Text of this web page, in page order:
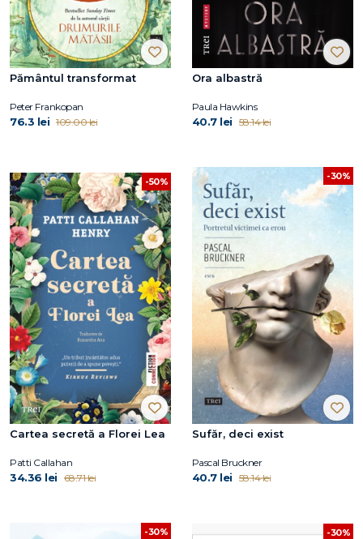
Pământul transformat
Peter Frankopan
76.3 lei 109.00 lei
Ora albastră
Paula Hawkins
40.7 lei 58.14 lei
-50%
Cartea secretă a Florei Lea
Patti Callahan
34.36 lei 68.71 lei
-30%
Sufăr, deci exist
Pascal Bruckner
40.7 lei 58.14 lei
-30% -30%